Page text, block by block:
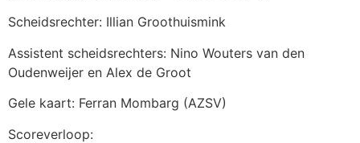
Scheidsrechter: Illian Groothuismink
Assistent scheidsrechters: Nino Wouters van den
Oudenweijer en Alex de Groot
Gele kaart: Ferran Mombarg (AZSV)
Scoreverloop: